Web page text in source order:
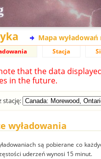
Mapa wyładowań
Stacja
that the data
in the future.
stację:
wyładowania
są pobierane co
uderzeń wynosi 15 minut.